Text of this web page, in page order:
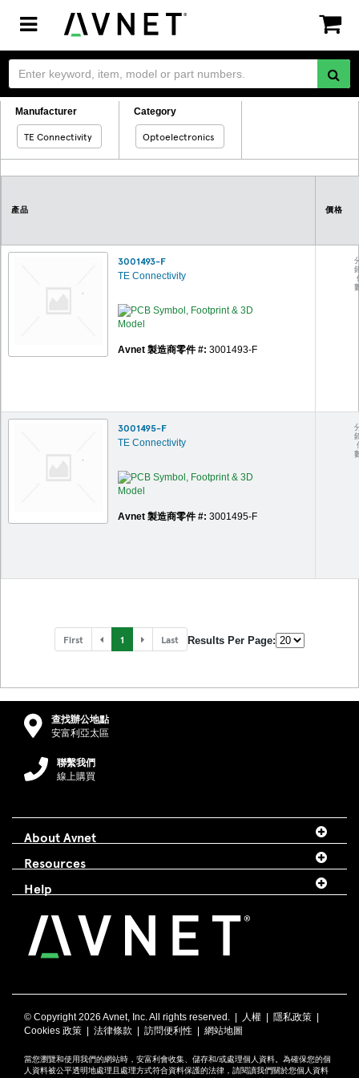
Toggle
navigation
Manufacturer
TE Connectivity
Category
Optoelectronics
產品 價格
3001493-F
TE Connectivity
Avnet 製造商零件 #: 3001493-F
3001495-F
TE Connectivity
Avnet 製造商零件 #: 3001495-F
First 1 Last Results Per Page:
查找辦公地點
安富利亞太區
聯繫我們
線上購買
About Avnet
Resources
Help
© Copyright2026 Avnet, Inc. All rights reserved. | 人權 隱私政策
Cookies 政策
法律條款 訪問便利性 網站地圖
當您瀏覽和使用我們的網站時，安富利會收集、儲存和/或處理個人資料。為確保您的個
人資料被公平透明地處理且處理方式符合資料保護的法律，請閱讀我們關於您個人資料